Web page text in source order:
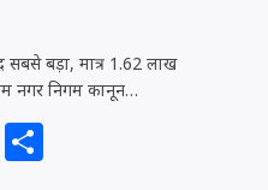
बड़ा, मात्र 1.62 लाख
नगर निगम कानून…
E